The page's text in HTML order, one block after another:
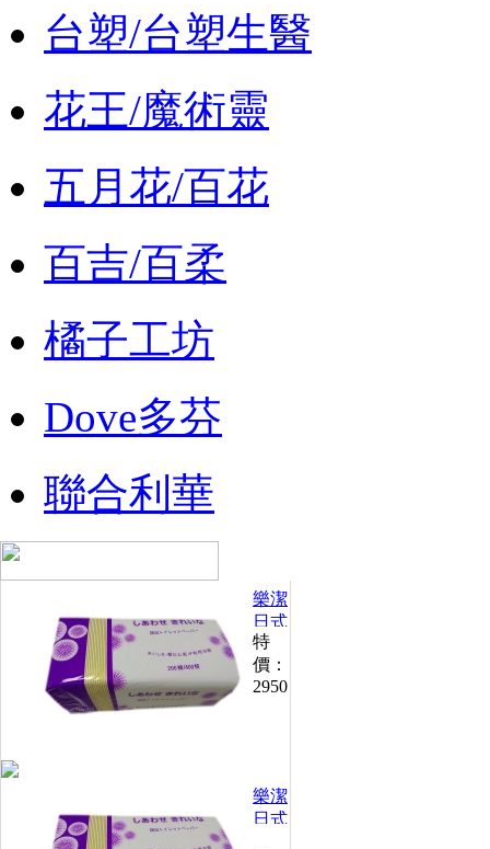
台塑/台塑生醫
花王/魔術靈
五月花/百花
百吉/百柔
橘子工坊
Dove多芬
聯合利華
樂潔
日式
抽取
衛生
紙
(30
包*5
特
價：
2950
樂潔
日式